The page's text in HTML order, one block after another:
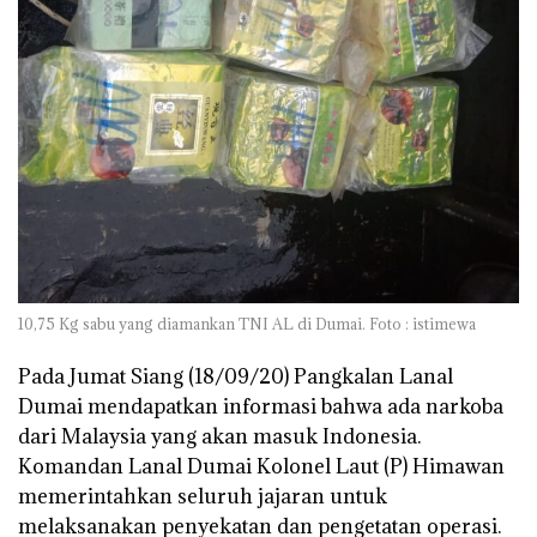
10,75 Kg sabu yang diamankan TNI AL di Dumai. Foto : istimewa
Pada Jumat Siang (18/09/20) Pangkalan Lanal
Dumai mendapatkan informasi bahwa ada narkoba
dari Malaysia yang akan masuk Indonesia.
Komandan Lanal Dumai Kolonel Laut (P) Himawan
memerintahkan seluruh jajaran untuk
melaksanakan penyekatan dan pengetatan operasi.